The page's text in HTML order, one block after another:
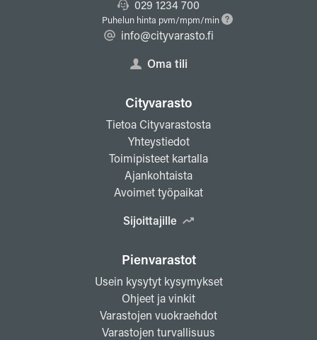
029 1234 700
Puhelun hinta pvm/mpm/min
info@cityvarasto.fi
Oma tili
Cityvarasto
Tietoa Cityvarastosta
Yhteystiedot
Toimipisteet kartalla
Ajankohtaista
Avoimet työpaikat
Sijoittajille
Pienvarastot
Usein kysytyt kysymykset
Ohjeet ja vinkit
Varastojen vuokraehdot
Varastojen turvallisuus